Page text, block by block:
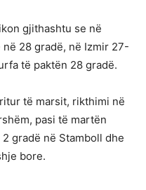
gjithashtu se në
28 gradë, në Izmir 27-
të paktën 28 ​​gradë.
të marsit, rikthimi në
pasi të martën
gradë në Stamboll dhe
bore.